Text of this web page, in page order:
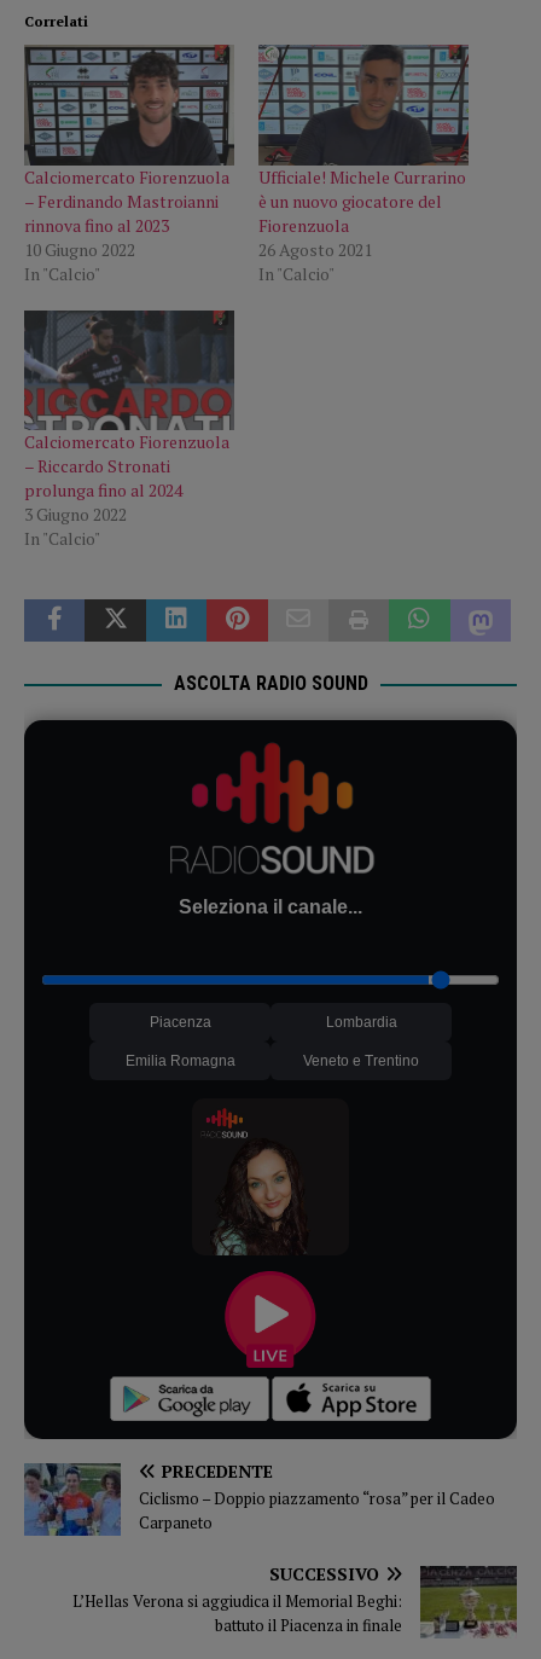
Correlati
Calciomercato Fiorenzuola
– Ferdinando Mastroianni
rinnova fino al 2023
10 Giugno 2022
In "Calcio"
Ufficiale! Michele Currarino
è un nuovo giocatore del
Fiorenzuola
26 Agosto 2021
In "Calcio"
Calciomercato Fiorenzuola
– Riccardo Stronati
prolunga fino al 2024
3 Giugno 2022
In "Calcio"
ASCOLTA RADIO SOUND
Seleziona il canale...
Piacenza Lombardia
Emilia Romagna Veneto e Trentino
PRECEDENTE
Ciclismo – Doppio piazzamento “rosa” per il Cadeo
Carpaneto
SUCCESSIVO
L’Hellas Verona si aggiudica il Memorial Beghi:
battuto il Piacenza in finale